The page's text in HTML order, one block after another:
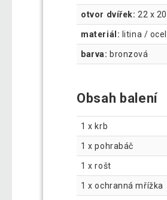
otvor dvířek: 22 x
materiál: litina / ocel
barva: bronzová
Obsah balení
1 x krb
1 x pohrabáč
1 x rošt
1 x ochranná mřížka